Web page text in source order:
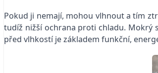
Pokud ji nemají, mohou vlhnout a tím
tudíž nižší ochrana proti chladu. Mokrý
před vlhkostí je základem funkční,